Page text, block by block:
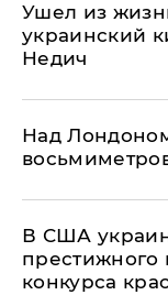
Ушел из
украинский
Недич
Над
В США
престижного
конкурса